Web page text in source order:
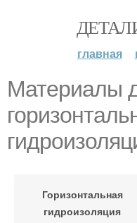
главная
Материалы
Горизонтальная
гидроизоляция